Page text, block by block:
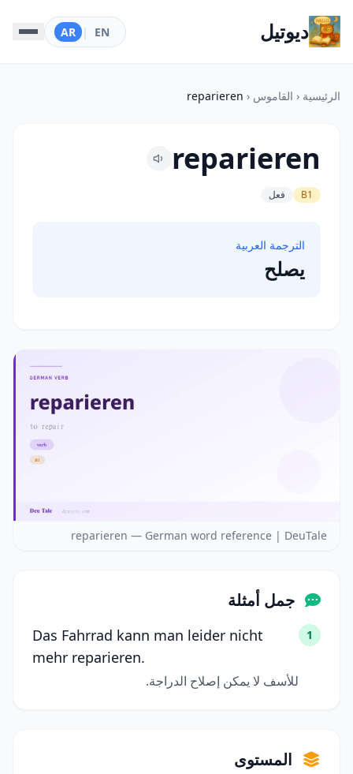
ديوتيل EN
|
AR
الرئيسية ‹ القاموس ‹
reparieren
reparieren
B1 فعل
الترجمة العربية
يصلح
reparieren — German word reference | DeuTale
جمل أمثلة
1
Das Fahrrad kann man leider nicht
mehr reparieren.
للأسف لا يمكن إصلاح الدراجة.
المستوى